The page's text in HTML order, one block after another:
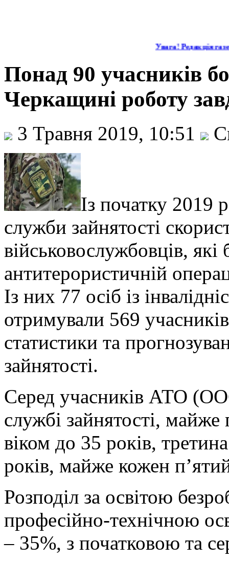
Увага! Редакція
Понад 90 учасників
Черкащині роботу
3 Травня 2019, 10:51
Із початку 2019
служби зайнятості
військовослужбовців, які
антитерористичній
Із них 77 осіб із
отримували 569
статистики та
зайнятості.
Серед учасників АТО
службі зайнятості,
віком до 35 років,
років, майже кожен
Розподіл за освітою
професійно-технічною
– 35%, з початковою та